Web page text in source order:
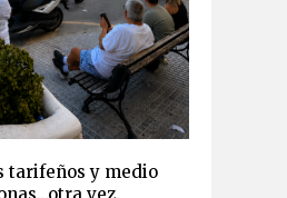
tarifeños y medio